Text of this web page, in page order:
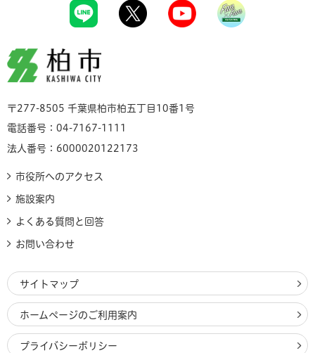
柏市
〒277-8505 千葉県柏市柏五丁目10番1号
電話番号：04-7167-1111
法人番号：6000020122173
市役所へのアクセス
施設案内
よくある質問と回答
お問い合わせ
サイトマップ
ホームページのご利用案内
プライバシーポリシー